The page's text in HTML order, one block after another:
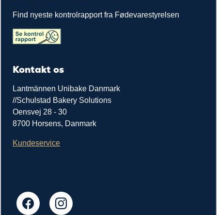
Find nyeste kontrolrapport fra Fødevarestyrelsen
Kontakt os
Lantmännen Unibake Danmark
//Schulstad Bakery Solutions
Oensvej 28 - 30
8700 Horsens, Danmark
Kundeservice